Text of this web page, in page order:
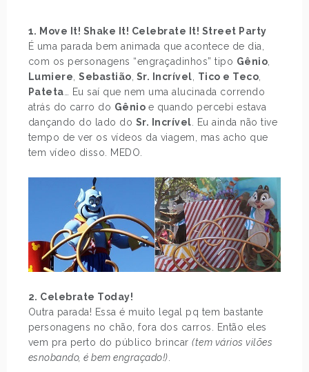
1. Move It! Shake It! Celebrate It! Street Party
É uma parada bem animada que acontece de dia,
com os personagens “engraçadinhos” tipo Gênio
Lumiere ,Sebastião Sr. Incrível Tico e Teco
Pateta … Eu saí que nem uma alucinada correndo
atrás do carro do Gênio e quando percebi estava
dançando do lado do Sr. Incrível . Eu ainda não tive
tempo de ver os vídeos da viagem, mas acho que
tem vídeo disso. MEDO.
2. Celebrate Today!
Outra parada! Essa é muito legal pq tem bastante
personagens no chão, fora dos carros. Então eles
vem pra perto do público brincar(tem vários vilões
esnobando, é bem engraçado!)